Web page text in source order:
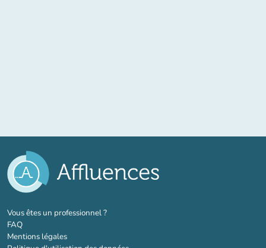
Vous êtes un professionnel ?(nouvel onglet)
FAQ
Mentions légales